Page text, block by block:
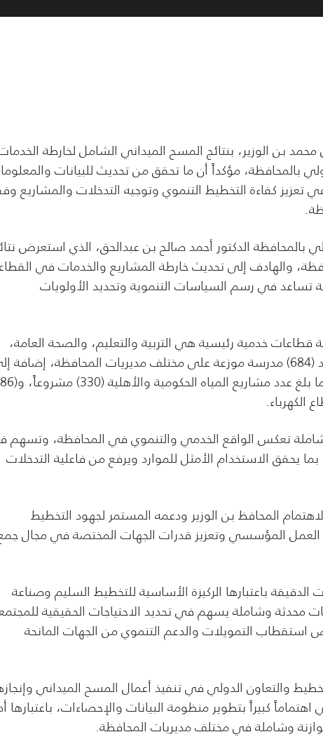
الوزير، بنتائج المسح الميداني الشامل لخارطة
بالمحافظة، مؤكداً أن ما تحقق من تحديث للبيانات
كفاءة التخطيط التنموي وتوجيه التدخلات والمشاريع
بالمحافظة الدكتور أحمد صالح بن عبدالحق، الذي استعرض
والهادف إلى تحديث خارطة المشاريع والخدمات في
تساعد في رسم السياسات التنموية وتحديد الأولويات
خدمية رئيسية هي التربية والتعليم، والصحة العامة،
والمياه، والكهرباء، والطرق، حيث أظهرت نتائج المسح وجود (684) مدرسة موزعة على مختلف مديريات المحافظة،
تعكس الواقع الخدمي والتنموي في المحافظة، وتسهم
يحقق الاستخدام الأمثل للموارد ويرفع من فاعلية التدخلات
المحافظ بن الوزير ودعمه المستمر لجهود التخطيط
العمل المؤسسي وتعزيز قدرات الجهات المختصة في مجال
الدقيقة باعتبارها الركيزة الأساسية للتخطيط السليم وصناعة
محدثة وشاملة يسهم في تحديد الاحتياجات الحقيقية
استقطاب التمويلات والدعم التنموي من الجهات المانحة
والتعاون الدولي في تنفيذ أعمال المسح الميداني
كبيراً بتطوير منظومة البيانات والإحصاءات، باعتبارها
وشاملة في مختلف مديريات المحافظة.